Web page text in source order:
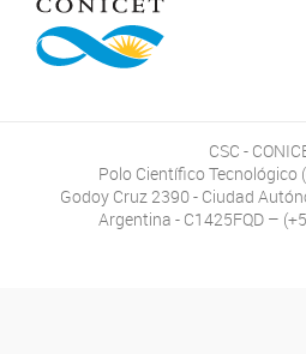
CSC -
Polo Científico Tecnológico
Godoy Cruz 2390 - Ciudad
Argentina - C1425FQD –